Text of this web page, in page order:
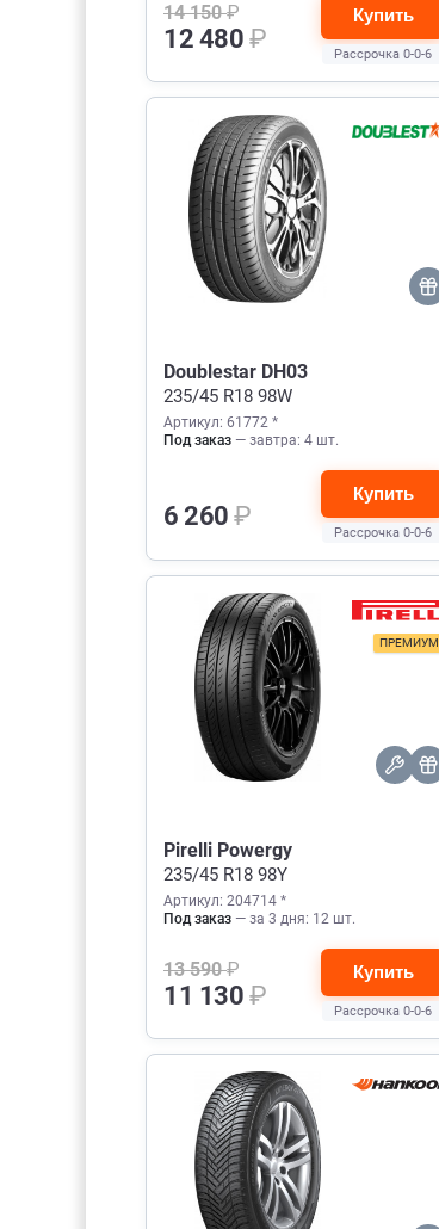
14 150₽
12 480 ₽
Купить
Рассрочка 0-0-6
Doublestar DH03
235/45 R18 98W
Артикул: 61772 *
Под заказ — завтра: 4 шт.
6 260₽
Купить
Рассрочка 0-0-6
ПРЕМИУМ
Pirelli Powergy
235/45 R18 98Y
Артикул: 204714 *
Под заказ — за 3 дня: 12 шт.
13 590₽
11 130 ₽
Купить
Рассрочка 0-0-6